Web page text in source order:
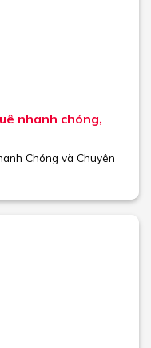
nhanh chóng,
Chóng và Chuyên